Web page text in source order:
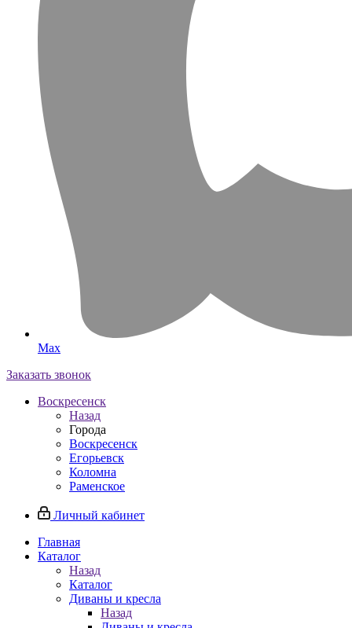
Max
Заказать звонок
Воскресенск
Назад
Города
Воскресенск
Егорьевск
Коломна
Раменское
Личный кабинет
Главная
Каталог
Назад
Каталог
Диваны и кресла
Назад